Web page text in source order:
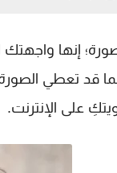
إنها واجهتك
قد تعطي
على الإنترنت.